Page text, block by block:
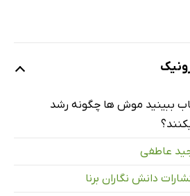
ببینید موش ها چگونه رشد
عاطفی
دانش نگاران برنا